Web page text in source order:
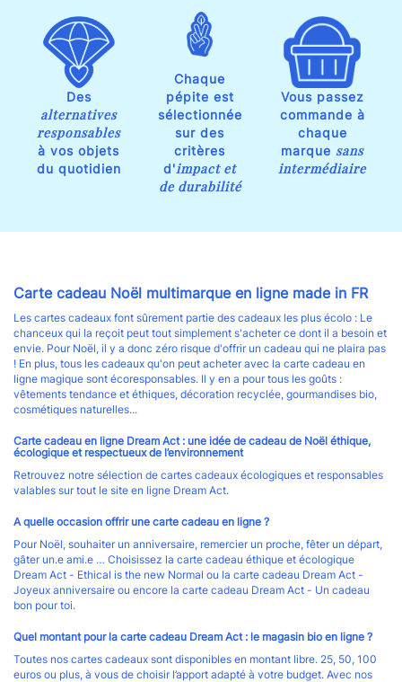
Des
alternatives
responsables
à vos objets
du quotidien
Chaque
pépite est
sélectionnée
sur des
critères
d'impact et
de durabilité
Vous passez
commande à
chaque
marque sans
intermédiaire
Carte cadeau Noël multimarque en ligne made in FR
Les cartes cadeaux font sûrement partie des cadeaux les plus écolo : Le
chanceux qui la reçoit peut tout simplement s'acheter ce dont il a besoin et
envie. Pour Noël, il y a donc zéro risque d'offrir un cadeau qui ne plaira pas
! En plus, tous les cadeaux qu'on peut acheter avec la carte cadeau en
ligne magique sont écoresponsables. Il y en a pour tous les goûts :
vêtements tendance et éthiques, décoration recyclée, gourmandises bio,
cosmétiques naturelles...
Carte cadeau en ligne Dream Act : une idée de cadeau de Noël éthique,
écologique et respectueux de l’environnement
Retrouvez notre sélection de cartes cadeaux écologiques et responsables
valables sur tout le site en ligne Dream Act.
A quelle occasion offrir une carte cadeau en ligne ?
Pour Noël, souhaiter un anniversaire, remercier un proche, fêter un départ,
gâter un.e ami.e … Choisissez la carte cadeau éthique et écologique
Dream Act - Ethical is the new Normal ou la carte cadeau Dream Act -
Joyeux anniversaire ou encore la carte cadeau Dream Act - Un cadeau
bon pour toi.
Quel montant pour la carte cadeau Dream Act : le magasin bio en ligne ?
Toutes nos cartes cadeaux sont disponibles en montant libre. 25, 50, 100
euros ou plus, à vous de choisir l’apport adapté à votre budget. Avec nos